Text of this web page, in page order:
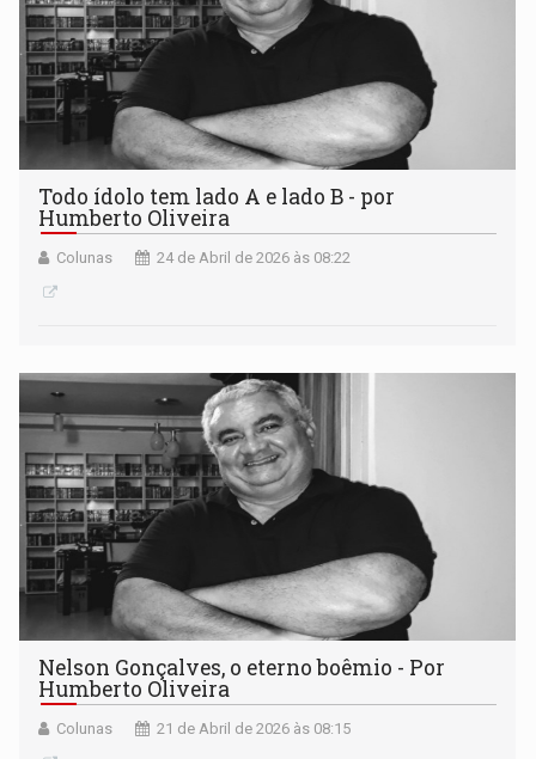
Todo ídolo tem lado A e lado B - por
Humberto Oliveira
Colunas 24 de Abril de 2026 às 08:22
Nelson Gonçalves, o eterno boêmio - Por
Humberto Oliveira
Colunas 21 de Abril de 2026 às 08:15